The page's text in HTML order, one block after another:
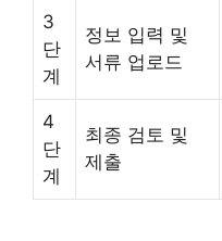
3
단
계
정보 입력 및
서류 업로드
4
단
계
최종 검토 및
제출